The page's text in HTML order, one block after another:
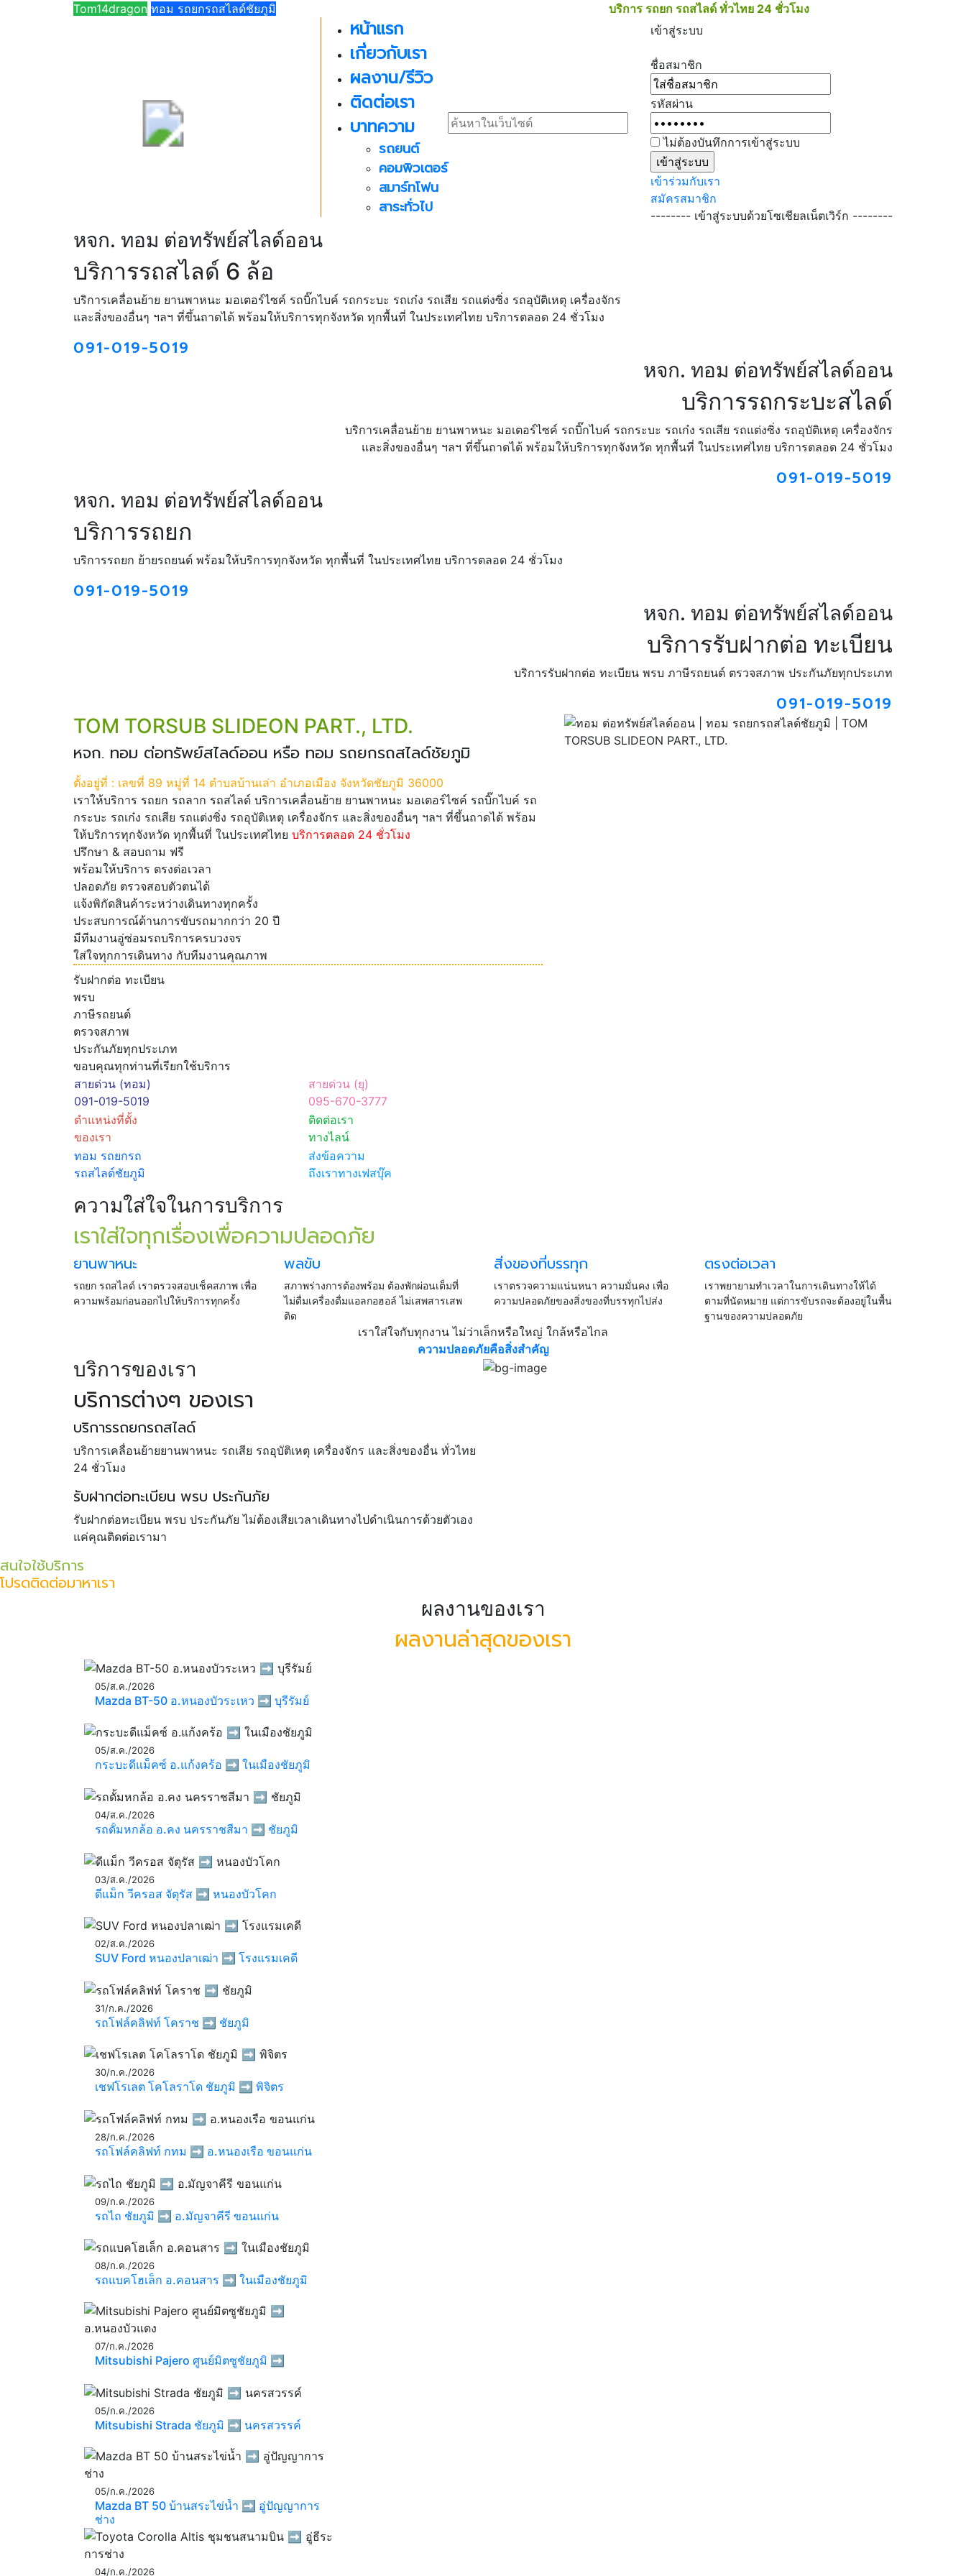
Tom14dragon ทอม รถยกรถสไลด์ชัยภูมิ บริการ รถยก รถสไลด์ ทั่วไทย 24 ชั่วโมง
หน้าแรก
เกี่ยวกับเรา
ผลงาน/รีวิว
ติดต่อเรา
บาทความ
รถยนต์
คอมพิวเตอร์
สมาร์ทโฟน
สาระทั่วไป
เข้าสู่ระบบ
ชื่อสมาชิก
รหัสผ่าน
ไม่ต้องบันทึกการเข้าสู่ระบบ
เข้าร่วมกับเรา
สมัครสมาชิก
-------- เข้าสู่ระบบด้วยโซเชียลเน็ตเวิร์ก --------
หจก. ทอม ต่อทรัพย์สไลด์ออน
บริการรถสไลด์ 6 ล้อ
บริการเคลื่อนย้าย ยานพาหนะ มอเตอร์ไซค์ รถบิ๊กไบค์ รถกระบะ รถเก๋ง รถเสีย รถแต่งซิ่ง รถอุบัติเหตุ เครื่องจักร
และสิ่งของอื่นๆ ฯลฯ ที่ขึ้นถาดได้ พร้อมให้บริการทุกจังหวัด ทุกพื้นที่ ในประเทศไทย บริการตลอด 24 ชั่วโมง
091-019-5019
หจก. ทอม ต่อทรัพย์สไลด์ออน
บริการรถกระบะสไลด์
บริการเคลื่อนย้าย ยานพาหนะ มอเตอร์ไซค์ รถบิ๊กไบค์ รถกระบะ รถเก๋ง รถเสีย รถแต่งซิ่ง รถอุบัติเหตุ เครื่องจักร
และสิ่งของอื่นๆ ฯลฯ ที่ขึ้นถาดได้ พร้อมให้บริการทุกจังหวัด ทุกพื้นที่ ในประเทศไทย บริการตลอด 24 ชั่วโมง
091-019-5019
หจก. ทอม ต่อทรัพย์สไลด์ออน
บริการรถยก
บริการรถยก ย้ายรถยนต์ พร้อมให้บริการทุกจังหวัด ทุกพื้นที่ ในประเทศไทย บริการตลอด 24 ชั่วโมง
091-019-5019
หจก. ทอม ต่อทรัพย์สไลด์ออน
บริการรับฝากต่อ ทะเบียน
บริการรับฝากต่อ ทะเบียน พรบ ภาษีรถยนต์ ตรวจสภาพ ประกันภัยทุกประเภท
091-019-5019
TOM TORSUB SLIDEON PART., LTD.
หจก. ทอม ต่อทรัพย์สไลด์ออน หรือ ทอม รถยกรถสไลด์ชัยภูมิ
ตั้งอยู่ที่ : เลขที่ 89 หมู่ที่ 14 ตำบลบ้านเล่า อำเภอเมือง จังหวัดชัยภูมิ 36000
เราให้บริการ รถยก รถลาก รถสไลด์ บริการเคลื่อนย้าย ยานพาหนะ มอเตอร์ไซค์ รถบิ๊กไบค์ รถ
กระบะ รถเก๋ง รถเสีย รถแต่งซิ่ง รถอุบัติเหตุ เครื่องจักร และสิ่งของอื่นๆ ฯลฯ ที่ขึ้นถาดได้ พร้อม
ให้บริการทุกจังหวัด ทุกพื้นที่ ในประเทศไทย บริการตลอด 24 ชั่วโมง
ปรึกษา & สอบถาม ฟรี
พร้อมให้บริการ ตรงต่อเวลา
ปลอดภัย ตรวจสอบตัวตนได้
แจ้งพิกัดสินค้าระหว่างเดินทางทุกครั้ง
ประสบการณ์ด้านการขับรถมากกว่า 20 ปี
มีทีมงานอู่ซ่อมรถบริการครบวงจร
ใส่ใจทุกการเดินทาง กับทีมงานคุณภาพ
รับฝากต่อ ทะเบียน
พรบ
ภาษีรถยนต์
ตรวจสภาพ
ประกันภัยทุกประเภท
ขอบคุณทุกท่านที่เรียกใช้บริการ
สายด่วน (ทอม)
091-019-5019
สายด่วน (ยุ)
095-670-3777
ตำแหน่งที่ตั้ง
ของเรา
ติดต่อเรา
ทางไลน์
ทอม รถยกรถ
รถสไลด์ชัยภูมิ
ส่งข้อความ
ถึงเราทางเฟสบุ๊ค
ความใส่ใจในการบริการ
เราใส่ใจทุกเรื่องเพื่อความปลอดภัย
ยานพาหนะ
รถยก รถสไลด์ เราตรวจสอบเช็คสภาพ เพื่อ
ความพร้อมก่อนออกไปให้บริการทุกครั้ง
พลขับ
สภาพร่างการต้องพร้อม ต้องพักผ่อนเต็มที่
ไม่ดื่มเครื่องดื่มแอลกอฮอล์ ไม่เสพสารเสพ
ติด
สิ่งของที่บรรทุก
เราตรวจความแน่นหนา ความมั่นคง เพื่อ
ความปลอดภัยของสิ่งของที่บรรทุกไปส่ง
ตรงต่อเวลา
เราพยายามทำเวลาในการเดินทางให้ได้
ตามที่นัดหมาย แต่การขับรถจะต้องอยู่ในพื้น
ฐานของความปลอดภัย
เราใส่ใจกับทุกงาน ไม่ว่าเล็กหรือใหญ่ ใกล้หรือไกล
ความปลอดภัยคือสิ่งสำคัญ
บริการของเรา
บริการต่างๆ ของเรา
บริการรถยกรถสไลด์
บริการเคลื่อนย้ายยานพาหนะ รถเสีย รถอุบัติเหตุ เครื่องจักร และสิ่งของอื่น ทั่วไทย
24 ชั่วโมง
รับฝากต่อทะเบียน พรบ ประกันภัย
รับฝากต่อทะเบียน พรบ ประกันภัย ไม่ต้องเสียเวลาเดินทางไปดำเนินการด้วยตัวเอง
แค่คุณติดต่อเรามา
สนใจใช้บริการ
โปรดติดต่อมาหาเรา
ผลงานของเรา
ผลงานล่าสุดของเรา
05/ส.ค./2026
Mazda BT-50 อ.หนองบัวระเหว ➡️ บุรีรัมย์
05/ส.ค./2026
กระบะดีแม็คซ์ อ.แก้งคร้อ ➡️ ในเมืองชัยภูมิ
04/ส.ค./2026
รถดั้มหกล้อ อ.คง นครราชสีมา ➡️ ชัยภูมิ
03/ส.ค./2026
ดีแม็ก วีครอส จัตุรัส ➡️ หนองบัวโคก
02/ส.ค./2026
SUV Ford หนองปลาเฒ่า ➡️ โรงแรมเคดี
31/ก.ค./2026
รถโฟล์คลิฟท์ โคราช ➡️ ชัยภูมิ
30/ก.ค./2026
เชฟโรเลต โคโลราโด ชัยภูมิ ➡️ พิจิตร
28/ก.ค./2026
รถโฟล์คลิฟท์ กทม ➡️ อ.หนองเรือ ขอนแก่น
09/ก.ค./2026
รถไถ ชัยภูมิ ➡️ อ.มัญจาคีรี ขอนแก่น
08/ก.ค./2026
รถแบคโฮเล็ก อ.คอนสาร ➡️ ในเมืองชัยภูมิ
07/ก.ค./2026
Mitsubishi Pajero ศูนย์มิตซูชัยภูมิ ➡️
05/ก.ค./2026
Mitsubishi Strada ชัยภูมิ ➡️ นครสวรรค์
05/ก.ค./2026
Mazda BT 50 บ้านสระไข่น้ำ ➡️ อู่ปัญญาการ
ช่าง
04/ก.ค./2026